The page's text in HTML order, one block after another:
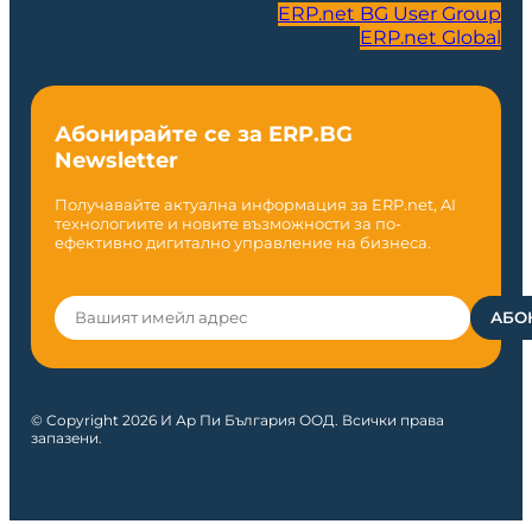
ERP.net BG User Group
ERP.net Global
Абонирайте се за ERP.BG
Newsletter
Получавайте актуална информация за ERP.net, AI
технологиите и новите възможности за по-
ефективно дигитално управление на бизнеса.
© Copyright 2026 И Ар Пи България ООД. Всички права
запазени.